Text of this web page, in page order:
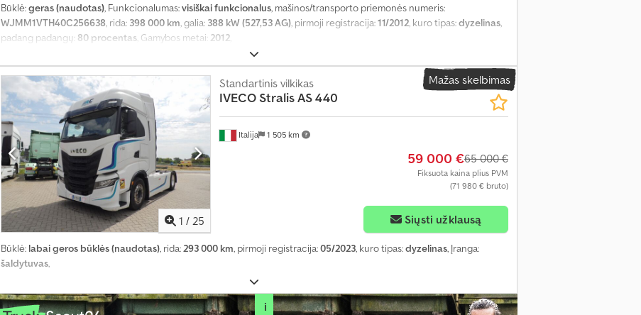
Būklė:geras (naudotas), Funkcionalumas:visiškai funkcionalus, mašinos/transporto priemonės numeris:
WJMM1VTH40C256638, rida: 398 000 km, galia: 388 kW (527,53 AG), pirmoji registracija:11/2012, kuro tipas:dyzelinas,
padang padangų: 80 procentas, Gamybos metai: 2012,
Mažas skelbimas
1 / 25
Italija 1 505 km
Standartinis vilkikas
IVECO Stralis AS 440
59 000 €65 000 €
Fiksuota kaina plius PVM
(71 980 € bruto)
Siųsti užklausą
Būklė: labai geros būklės (naudotas), rida:293 000 km, pirmoji registracija:05/2023, kuro tipas:dyzelinas, Įranga:
šaldytuvas,
r
k
m
u
ž
k
l
s
i